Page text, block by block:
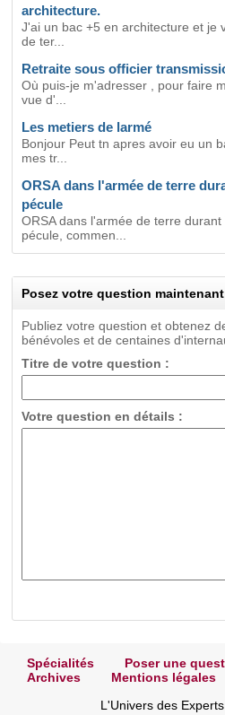
architecture.
J'ai un bac +5 en architecture et je
de ter...
Retraite sous officier
Où puis-je m'adresser , pour faire
vue d'...
Les metiers de larmé
Bonjour Peut tn apres avoir eu un
mes tr...
ORSA dans l'armée de terre
pécule
ORSA dans l'armée de terre
pécule, commen...
Posez votre question
Publiez votre question et obtenez
bénévoles et de centaines
Titre de votre question :
Votre question en détails :
Spécialités Poser une
Archives
Mentions légales
L'Univers des